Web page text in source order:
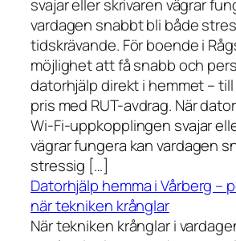
svajar eller skrivaren vägrar
vardagen snabbt bli både
tidskrävande. För boende i
möjlighet att få snabb och
datorhjälp direkt i hemmet –
pris med RUT-avdrag. När
Wi-Fi-uppkopplingen svajar
vägrar fungera kan vardagen
stressig […]
Datorhjälp hemma i Vårberg –
när tekniken krånglar
När tekniken krånglar i